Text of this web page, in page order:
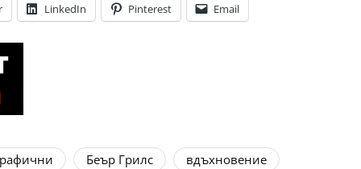
LinkedIn Pinterest Email
Беър Грилс
вдъхновение